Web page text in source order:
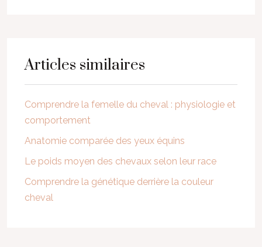
Articles similaires
Comprendre la femelle du cheval : physiologie et
comportement
Anatomie comparée des yeux équins
Le poids moyen des chevaux selon leur race
Comprendre la génétique derrière la couleur
cheval